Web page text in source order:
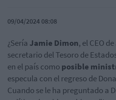
09/04/2024 08:08
¿Sería Jamie Dimon, el CEO de
secretario del Tesoro de
en el país como posible
especula con el regreso de
Cuando se le ha preguntado a